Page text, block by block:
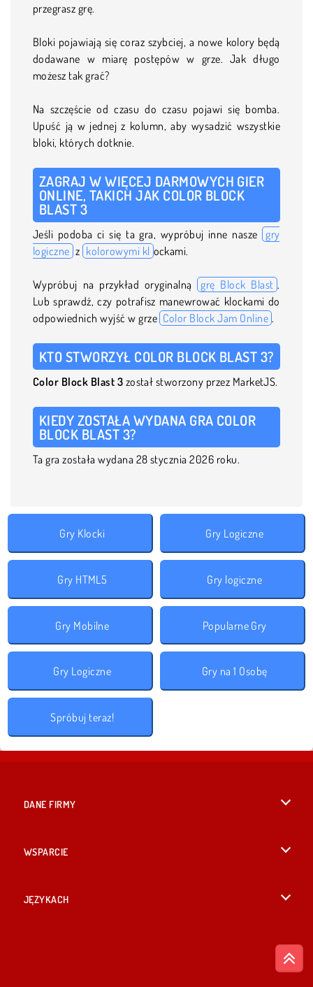
przegrasz grę.
Bloki pojawiają się coraz szybciej, a nowe kolory będą
dodawane w miarę postępów w grze. Jak długo
możesz tak grać?
Na szczęście od czasu do czasu pojawi się bomba.
Upuść ją w jednej z kolumn, aby wysadzić wszystkie
bloki, których dotknie.
ZAGRAJ W WIĘCEJ DARMOWYCH GIER
ONLINE, TAKICH JAK COLOR BLOCK
BLAST 3
Jeśli podoba ci się ta gra, wypróbuj inne nasze gry
logiczne z kolorowymi kl ockami.
Wypróbuj na przykład oryginalną grę Block Blast .
Lub sprawdź, czy potrafisz manewrować klockami do
odpowiednich wyjść w grze Color Block Jam Online .
KTO STWORZYŁ COLOR BLOCK BLAST 3?
Color Block Blast 3 został stworzony przez MarketJS.
KIEDY ZOSTAŁA WYDANA GRA COLOR
BLOCK BLAST 3?
Ta gra została wydana 28 stycznia 2026 roku.
Gry Klocki Gry Logiczne
Gry HTML5 Gry logiczne
Gry Mobilne Popularne Gry
Gry Logiczne Gry na 1 Osobę
Spróbuj teraz!
DANE FIRMY
WSPARCIE
JĘZYKACH